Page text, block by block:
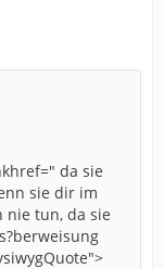
da sie
sie dir im
nie tun, da sie